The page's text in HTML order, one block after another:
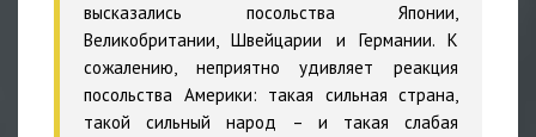
высказались посольства Японии,
Великобритании, Швейцарии и Германии. К
сожалению, неприятно удивляет реакция
посольства Америки: такая сильная страна,
такой сильный народ – и такая слабая